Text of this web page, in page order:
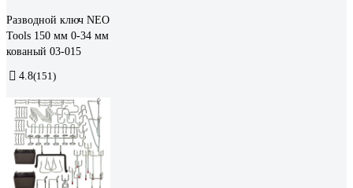
Разводной ключ NEO
Tools 150 мм 0-34 мм
кованый 03-015
4.8(151)